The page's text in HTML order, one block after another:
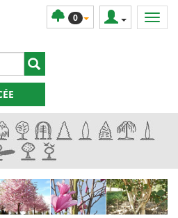
0